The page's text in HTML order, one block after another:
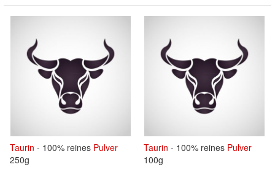
Taurin - 100% reines Pulver
250g
Taurin - 100% reines Pulver
100g